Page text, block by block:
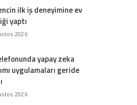
ilk iş deneyimine ev
yaptı
2026
yapay zeka
uygulamaları geride
2026